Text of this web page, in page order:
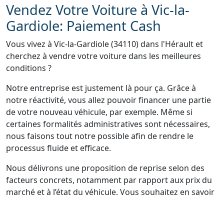
Vendez Votre Voiture à Vic-la-
Gardiole: Paiement Cash
Vous vivez à Vic-la-Gardiole (34110) dans l'Hérault et
cherchez à vendre votre voiture dans les meilleures
conditions ?
Notre entreprise est justement là pour ça. Grâce à
notre réactivité, vous allez pouvoir financer une partie
de votre nouveau véhicule, par exemple. Même si
certaines formalités administratives sont nécessaires,
nous faisons tout notre possible afin de rendre le
processus fluide et efficace.
Nous délivrons une proposition de reprise selon des
facteurs concrets, notamment par rapport aux prix du
marché et à l’état du véhicule. Vous souhaitez en savoir